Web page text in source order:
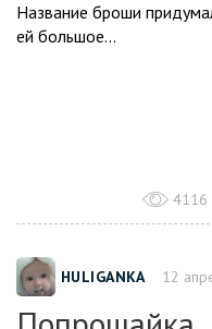
Название броши
ей большое...
4116
HULIGANKA 12